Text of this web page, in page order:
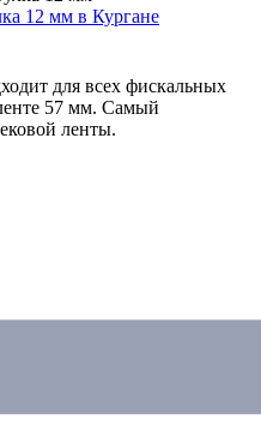
12 мм в Кургане
для всех фискальных
57 мм. Самый
ленты.